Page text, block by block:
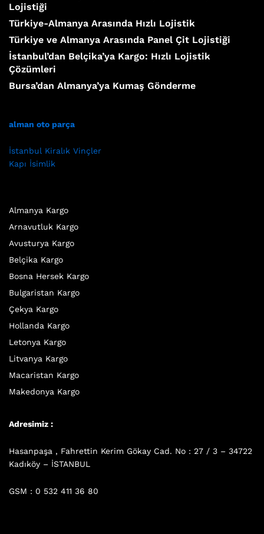
Lojistiği
Türkiye-Almanya Arasında Hızlı Lojistik
Türkiye ve Almanya Arasında Panel Çit Lojistiği
İstanbul’dan Belçika’ya Kargo: Hızlı Lojistik
Çözümleri
Bursa’dan Almanya’ya Kumaş Gönderme
alman oto parça
İstanbul Kiralık Vinçler
Kapı İsimlik
Almanya Kargo
Arnavutluk Kargo
Avusturya Kargo
Belçika Kargo
Bosna Hersek Kargo
Bulgaristan Kargo
Çekya Kargo
Hollanda Kargo
Letonya Kargo
Litvanya Kargo
Macaristan Kargo
Makedonya Kargo
Adresimiz :
Hasanpaşa , Fahrettin Kerim Gökay Cad. No : 27 / 3 – 34722
Kadıköy – İSTANBUL
GSM : 0 532 411 36 80